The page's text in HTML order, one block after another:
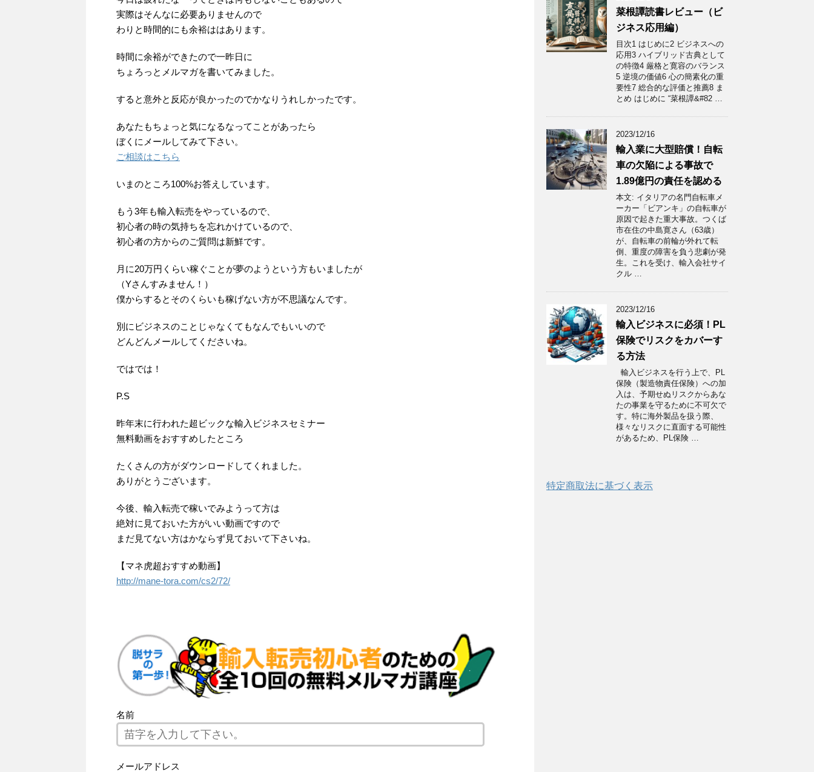
実際はそんなに必要ありませんので
わりと時間的にも余裕ははあります。
時間に余裕ができたので一昨日に
ちょろっとメルマガを書いてみました。
すると意外と反応が良かったのでかなりうれしかったです。
あなたもちょっと気になるなってことがあったら
ぼくにメールしてみて下さい。
ご相談はこちら
いまのところ100%お答えしています。
もう3年も輸入転売をやっているので、
初心者の時の気持ちを忘れかけているので、
初心者の方からのご質問は新鮮です。
月に20万円くらい稼ぐことが夢のようという方もいましたが
（Yさんすみません！）
僕からするとそのくらいも稼げない方が不思議なんです。
別にビジネスのことじゃなくてもなんでもいいので
どんどんメールしてくださいね。
ではでは！
P.S
昨年末に行われた超ビックな輸入ビジネスセミナー
無料動画をおすすめしたところ
たくさんの方がダウンロードしてくれました。
ありがとうございます。
今後、輸入転売で稼いでみようって方は
絶対に見ておいた方がいい動画ですので
まだ見てない方はかならず見ておいて下さいね。
【マネ虎超おすすめ動画】
http://mane-tora.com/cs2/72/
名前
メールアドレス
菜根譚読書レビュー（ビ
ジネス応用編）
目次1 はじめに2 ビジネスへの
応用3 ハイブリッド古典として
の特徴4 厳格と寛容のバランス
5 逆境の価値6 心の簡素化の重
要性7 総合的な評価と推薦8 ま
とめ はじめに “菜根譚&#82 …
2023/12/16
輸入業に大型賠償！自転
車の欠陥による事故で
1.89億円の責任を認める
本文: イタリアの名門自転車メ
ーカー「ビアンキ」の自転車が
原因で起きた重大事故。つくば
市在住の中島寛さん（63歳）
が、自転車の前輪が外れて転
倒、重度の障害を負う悲劇が発
生。これを受け、輸入会社サイ
クル …
2023/12/16
輸入ビジネスに必須！PL
保険でリスクをカバーす
る方法
輸入ビジネスを行う上で、PL
保険（製造物責任保険）への加
入は、予期せぬリスクからあな
たの事業を守るために不可欠で
す。特に海外製品を扱う際、
様々なリスクに直面する可能性
があるため、PL保険 …
特定商取法に基づく表示